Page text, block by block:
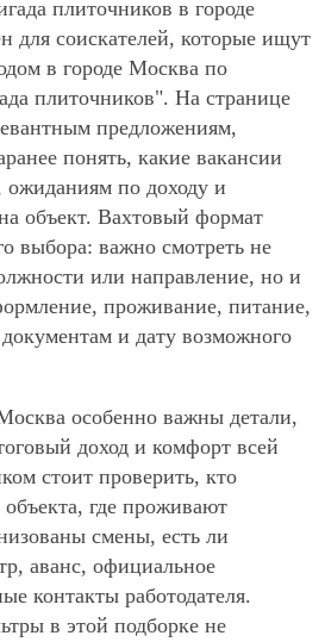
плиточников в городе
для соискателей, которые ищут
в городе Москва по
плиточников". На странице
предложениям,
понять, какие вакансии
ожиданиям по доходу и
объект. Вахтовый формат
выбора: важно смотреть не
или направление, но и
проживание, питание,
и дату возможного
особенно важны детали,
доход и комфорт всей
стоит проверить, кто
объекта, где проживают
смены, есть ли
аванс, официальное
контакты работодателя.
в этой подборке не